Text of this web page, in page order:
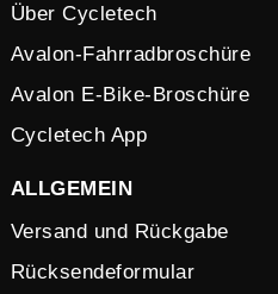
Über Cycletech
Avalon-Fahrradbroschüre
Avalon E-Bike-Broschüre
Cycletech App
ALLGEMEIN
Versand und Rückgabe
Rücksendeformular